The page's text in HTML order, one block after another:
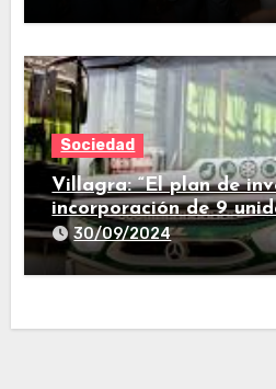
Sociedad
Villagra: “El plan de
incorporación de 9
para 2025″
30/09/2024